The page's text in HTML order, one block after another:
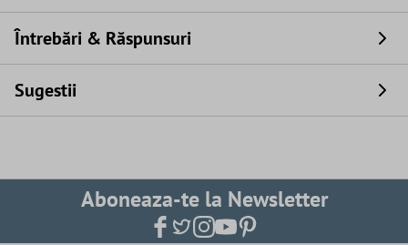
Întrebări & Răspunsuri
Sugestii
Aboneaza-te la Newsletter